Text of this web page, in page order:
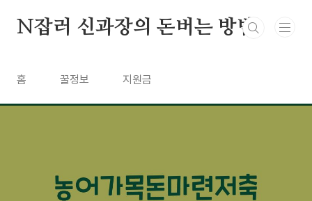
N잡러 신과장의 돈버는 방법
홈 꿀정보 지원금